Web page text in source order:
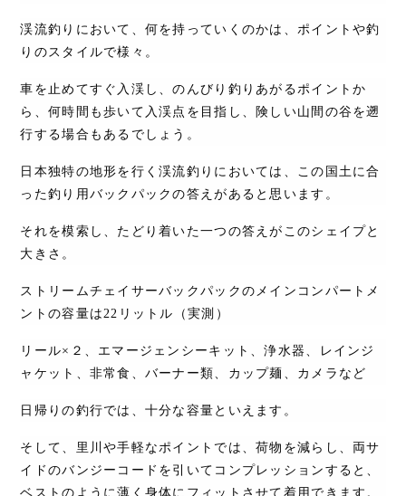
渓流釣りにおいて、何を持っていくのかは、ポイントや釣
りのスタイルで様々。
車を止めてすぐ入渓し、のんびり釣りあがるポイントか
ら、何時間も歩いて入渓点を目指し、険しい山間の谷を遡
行する場合もあるでしょう。
日本独特の地形を行く渓流釣りにおいては、この国土に合
った釣り用バックパックの答えがあると思います。
それを模索し、たどり着いた一つの答えがこのシェイプと
大きさ。
ストリームチェイサーバックパックのメインコンパートメ
ントの容量は22 リットル（実測）
リール×２、エマージェンシーキット、浄水器、レインジ
ャケット、非常食、バーナー類、カップ麺、カメラなど
日帰りの釣行では、十分な容量といえます。
そして、里川や手軽なポイントでは、荷物を減らし、両サ
イドのバンジーコードを引いてコンプレッションすると、
ベストのように薄く身体にフィットさせて着用できます。